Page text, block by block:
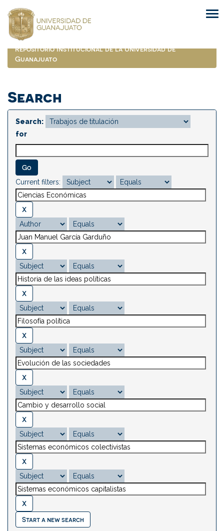
navigation
Repositorio Institucional de la Universidad de
Guanajuato
Search
Search:
for
Current filters:
Start a new search